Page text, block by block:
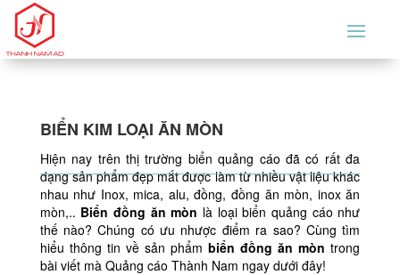
BIỂN KIM LOẠI ĂN MÒN
Hiện nay trên thị trường biển quảng cáo đã có rất đa
dạng sản phẩm đẹp mắt được làm từ nhiều vật liệu khác
nhau như Inox, mica, alu, đồng, đồng ăn mòn, inox ăn
mòn,.. Biển đồng ăn mòn là loại biển quảng cáo như
thế nào? Chúng có ưu nhược điểm ra sao? Cùng tìm
hiểu thông tin về sản phẩm biển đồng ăn mòn trong
bài viết mà Quảng cáo Thành Nam ngay dưới đây!